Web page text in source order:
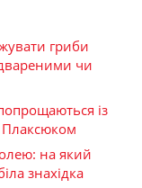
гриби
чи
із
на який
знахідка